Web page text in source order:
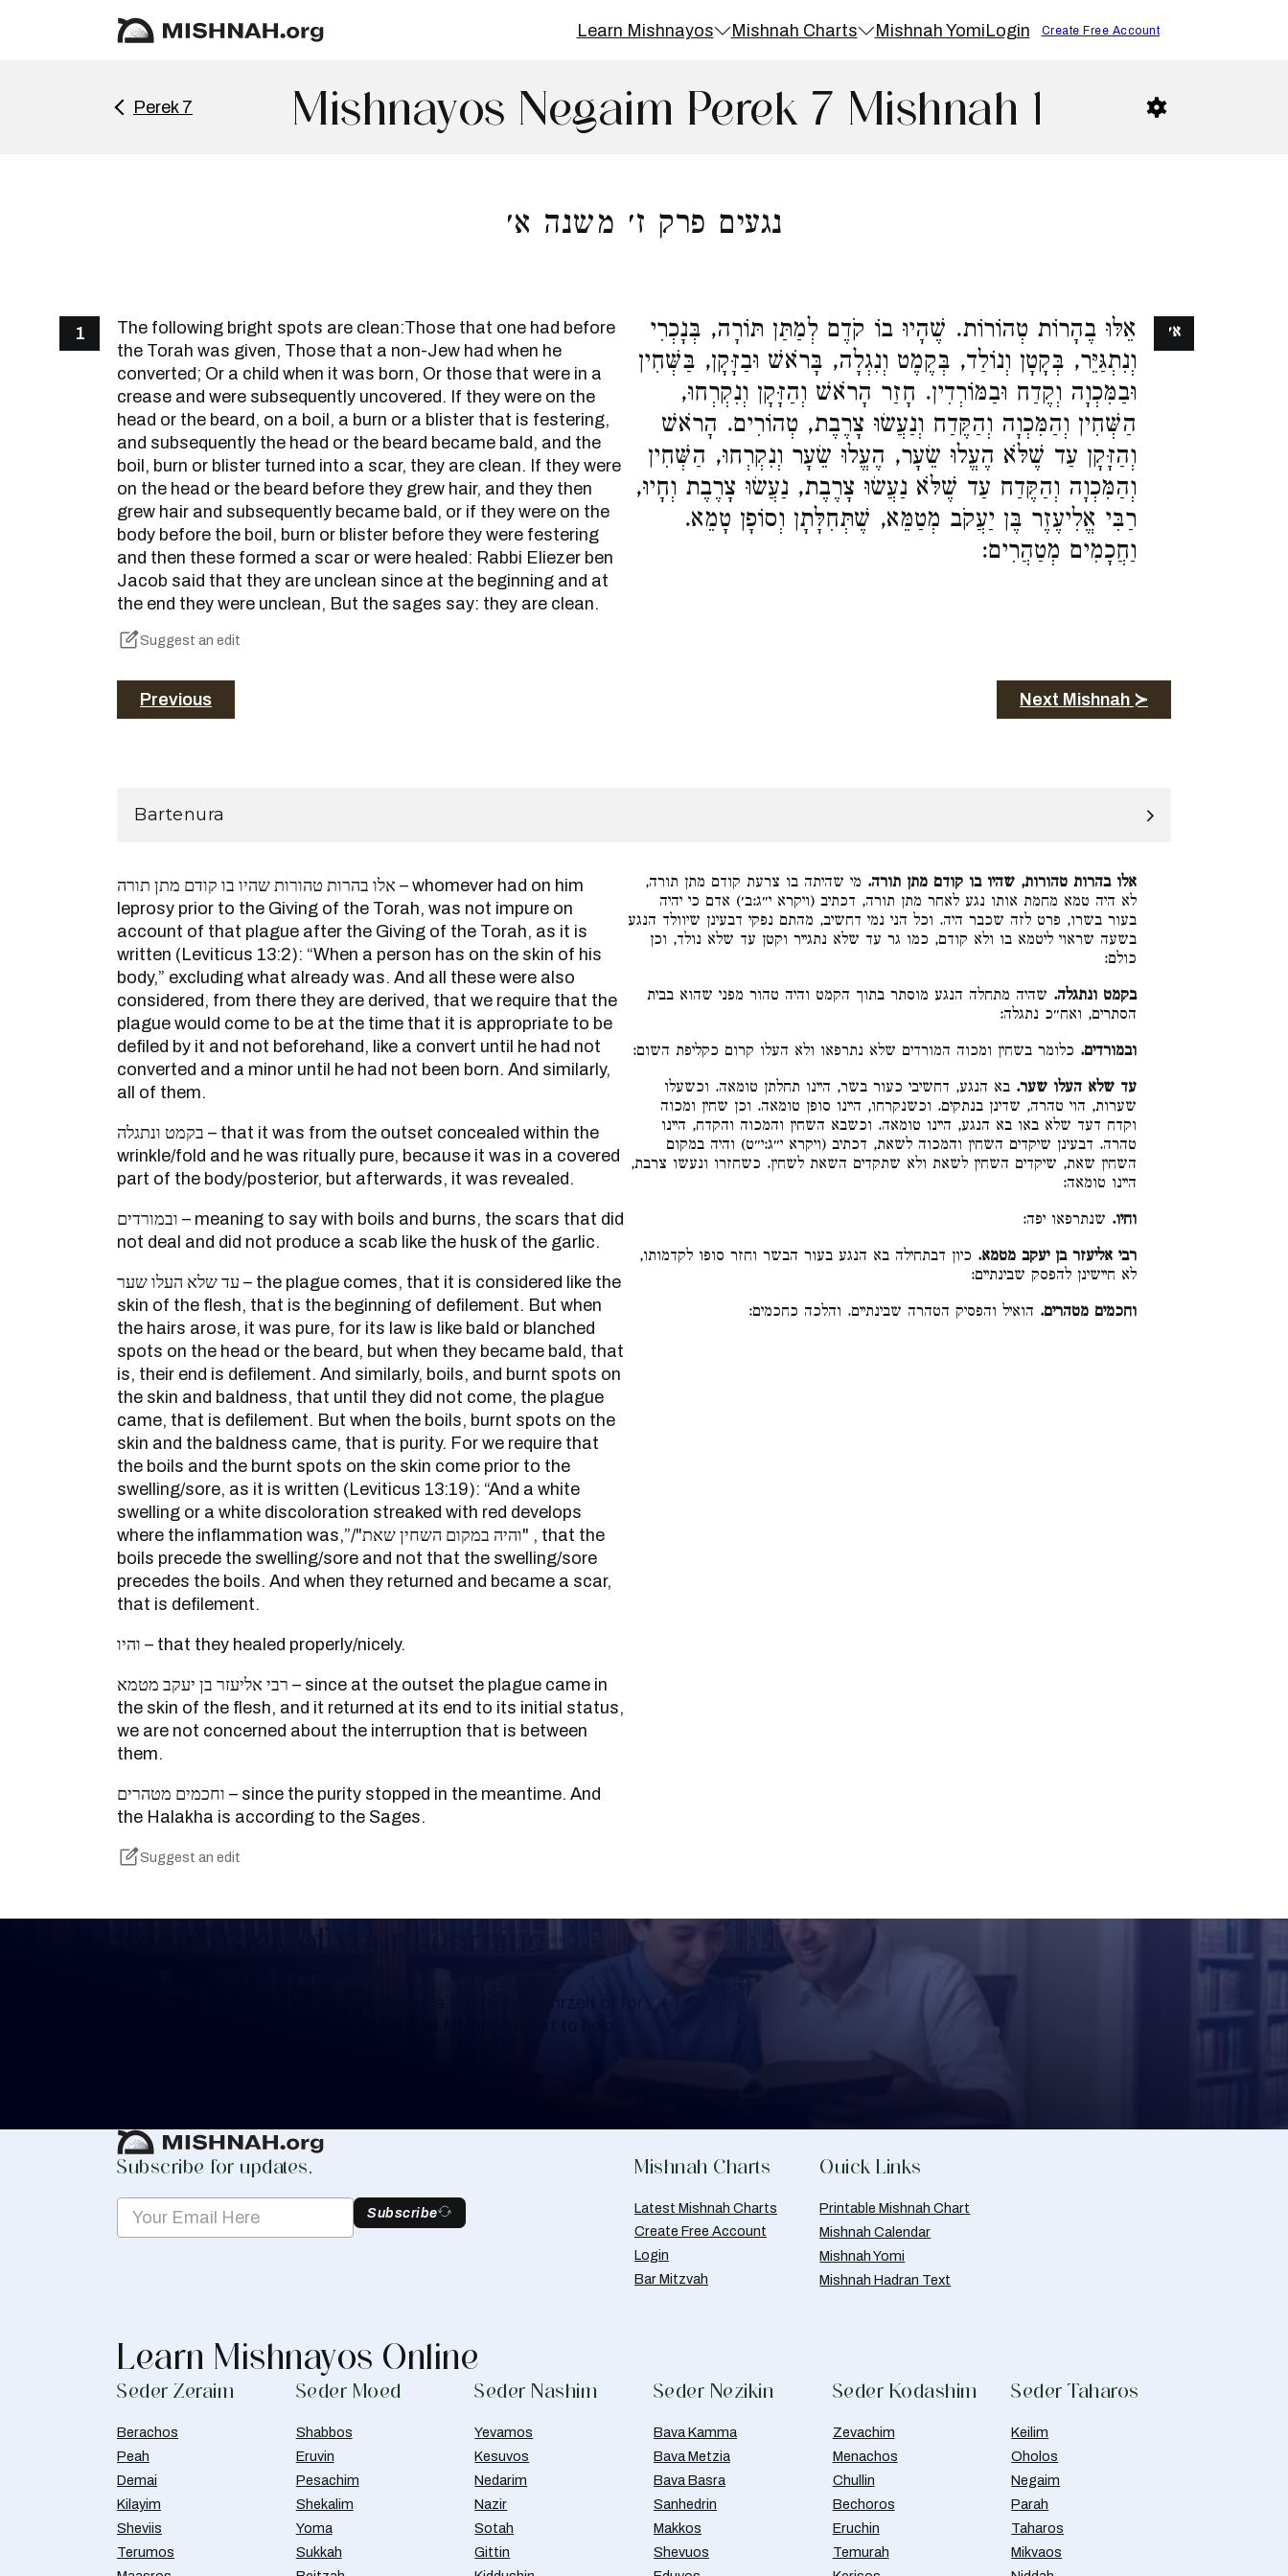
Learn Mishnayos Mishnah Charts Mishnah YomiLogin Create Free Account
Perek 7 Mishnayos Negaim Perek 7 Mishnah 1
נגעים פרק ז׳ משנה א׳
1
The following bright spots are clean:Those that one had before
the Torah was given, Those that a non-Jew had when he
converted; Or a child when it was born, Or those that were in a
crease and were subsequently uncovered. If they were on the
head or the beard, on a boil, a burn or a blister that is festering,
and subsequently the head or the beard became bald, and the
boil, burn or blister turned into a scar, they are clean. If they were
on the head or the beard before they grew hair, and they then
grew hair and subsequently became bald, or if they were on the
body before the boil, burn or blister before they were festering
and then these formed a scar or were healed: Rabbi Eliezer ben
Jacob said that they are unclean since at the beginning and at
the end they were unclean, But the sages say: they are clean.
Suggest an edit
אֵלּוּ בֶהָרוֹת טְהוֹרוֹת. שֶׁהָיוּ בוֹ קֹדֶם לְמַתַּן תּוֹרָה, בְּנָכְרִי
וְנִתְגַּיֵּר, בְּקָטָן וְנוֹלַד, בְּקֶמֶט וְנִגְלָה, בָּרֹאשׁ וּבַזָּקָן, בַּשְּׁחִין
וּבַמִּכְוָה וְקֶדַח וּבַמּוֹרְדִין. חָזַר הָרֹאשׁ וְהַזָּקָן וְנִקְרְחוּ,
הַשְּׁחִין וְהַמִּכְוָה וְהַקֶּדַח וְנַעֲשׂוּ צָרֶבֶת, טְהוֹרִים. הָרֹאשׁ
וְהַזָּקָן עַד שֶׁלֹּא הֶעֱלוּ שֵׂעָר, הֶעֱלוּ שֵׂעָר וְנִקְרְחוּ, הַשְּׁחִין
וְהַמִּכְוָה וְהַקֶּדַח עַד שֶׁלֹּא נַעֲשׂוּ צָרֶבֶת, נַעֲשׂוּ צָרֶבֶת וְחָיוּ,
רַבִּי אֱלִיעֶזֶר בֶּן יַעֲקֹב מְטַמֵּא, שֶׁתְּחִלָּתָן וְסוֹפָן טָמֵא.
וַחֲכָמִים מְטַהֲרִים:
א׳
Previous Next Mishnah ≻
Bartenura
אלו בהרות טהורות שהיו בו קודם מתן תורה – whomever had on him
leprosy prior to the Giving of the Torah, was not impure on
account of that plague after the Giving of the Torah, as it is
written (Leviticus 13:2): “When a person has on the skin of his
body,” excluding what already was. And all these were also
considered, from there they are derived, that we require that the
plague would come to be at the time that it is appropriate to be
defiled by it and not beforehand, like a convert until he had not
converted and a minor until he had not been born. And similarly,
all of them.
בקמט ונתגלה – that it was from the outset concealed within the
wrinkle/fold and he was ritually pure, because it was in a covered
part of the body/posterior, but afterwards, it was revealed.
ובמורדים – meaning to say with boils and burns, the scars that did
not deal and did not produce a scab like the husk of the garlic.
עד שלא העלו שער – the plague comes, that it is considered like the
skin of the flesh, that is the beginning of defilement. But when
the hairs arose, it was pure, for its law is like bald or blanched
spots on the head or the beard, but when they became bald, that
is, their end is defilement. And similarly, boils, and burnt spots on
the skin and baldness, that until they did not come, the plague
came, that is defilement. But when the boils, burnt spots on the
skin and the baldness came, that is purity. For we require that
the boils and the burnt spots on the skin come prior to the
swelling/sore, as it is written (Leviticus 13:19): “And a white
swelling or a white discoloration streaked with red develops
where the inflammation was,”/"והיה במקום השחין שאת" , that the
boils precede the swelling/sore and not that the swelling/sore
precedes the boils. And when they returned and became a scar,
that is defilement.
והיו – that they healed properly/nicely.
רבי אליעזר בן יעקב מטמא – since at the outset the plague came in
the skin of the flesh, and it returned at its end to its initial status,
we are not concerned about the interruption that is between
them.
וחכמים מטהרים – since the purity stopped in the meantime. And
the Halakha is according to the Sages.
Suggest an edit
אלו בהרות טהורות, שהיו בו קודם מתן תורה. מי שהיתה בו צרעת קודם מתן תורה,
לא היה טמא מחמת אותו נגע לאחר מתן תורה, דכתיב (ויקרא י״ג:ב׳) אדם כי יהיה
בעור בשרו, פרט לזה שכבר היה. וכל הני נמי דחשיב, מהתם נפקי דבעינן שיוולד הנגע
בשעה שראוי ליטמא בו ולא קודם, כמו גר עד שלא נתגייר וקטן עד שלא נולד, וכן
כולם:
בקמט ונתגלה. שהיה מתחלה הנגע מוסתר בתוך הקמט והיה טהור מפני שהוא בבית
הסתרים, ואח״כ נתגלה:
ובמורדים. כלומר בשחין ומכוה המורדים שלא נתרפאו ולא העלו קרום כקליפת השום:
עד שלא העלו שער. בא הנגע, דחשיבי כעור בשר, היינו תחלתן טומאה. וכשעלו
שערות, הוי טהרה, שדינן בנתקים. וכשנקרחו, היינו סופן טומאה. וכן שחין ומכוה
וקדח דעד שלא באו בא הנגע, היינו טומאה. וכשבא השחין והמכוה והקדח, היינו
טהרה. דבעינן שיקדים השחין והמכוה לשאת, דכתיב (ויקרא י״ג:י״ט) והיה במקום
השחין שאת, שיקדים השחין לשאת ולא שתקדים השאת לשחין. כשחזרו ונעשו צרבת,
היינו טומאה:
וחיו. שנתרפאו יפה:
רבי אליעזר בן יעקב מטמא. כיון דבתחילה בא הנגע בעור הבשר וחזר סופו לקדמותו,
לא חיישינן להפסק שבינתיים:
וחכמים מטהרים. הואיל והפסיק הטהרה שבינתיים. והלכה כחכמים:
Keep Track of your Learning
Subscribe for updates.
Subscribe
Mishnah Charts
Latest Mishnah Charts
Create Free Account
Login
Bar Mitzvah
Quick Links
Printable Mishnah Chart
Mishnah Calendar
Mishnah Yomi
Mishnah Hadran Text
Learn Mishnayos Online
Seder Zeraim
Berachos
Peah
Demai
Kilayim
Sheviis
Terumos
Seder Moed
Shabbos
Eruvin
Pesachim
Shekalim
Yoma
Sukkah
Seder Nashim
Yevamos
Kesuvos
Nedarim
Nazir
Sotah
Gittin
Seder Nezikin
Bava Kamma
Bava Metzia
Bava Basra
Sanhedrin
Makkos
Shevuos
Seder Kodashim
Zevachim
Menachos
Chullin
Bechoros
Eruchin
Temurah
Seder Taharos
Keilim
Oholos
Negaim
Parah
Taharos
Mikvaos